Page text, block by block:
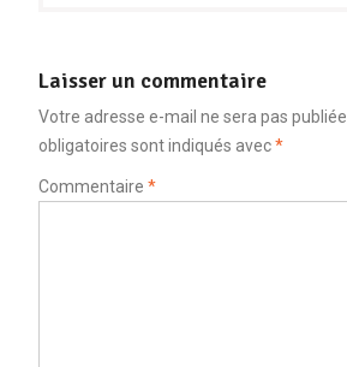
Laisser un commentaire
Votre adresse e-mail ne sera pas publiée.
obligatoires sont indiqués avec*
Commentaire *